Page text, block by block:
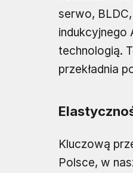
serwo,
indukcyjnego
technologią.
przekładnia
Kluczową
Polsce, w